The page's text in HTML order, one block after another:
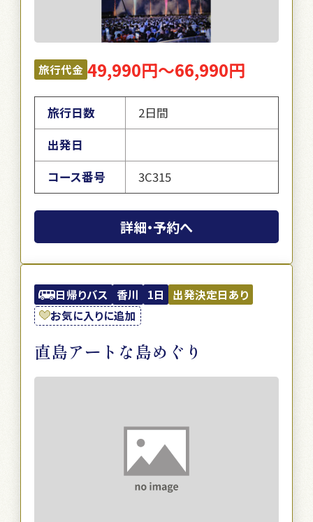
旅行代金 49,990円～66,990円
旅行日数
2日間
出発日
コース番号
3C315
詳細・予約へ
日帰りバス 香川 1日
出発決定日あり
お気に入りに追加
直島アートな島めぐり